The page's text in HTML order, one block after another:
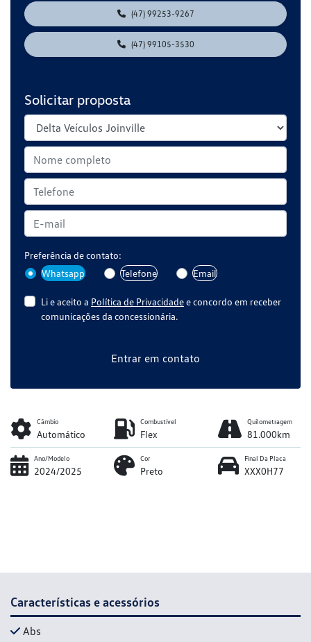
(47) 99253-9267
(47) 99105-3530
Solicitar proposta
Preferência de contato:
Whatsapp
Telefone Email
Li e aceito a Política de Privacidadee concordo em receber
comunicações da concessionária.
Entrar em contato
Câmbio
Automático
Combustível
Flex
Quilometragem
81.000km
Ano/Modelo
2024/2025
Cor
Preto
Final Da Placa
XXX0H77
Características e acessórios
Abs